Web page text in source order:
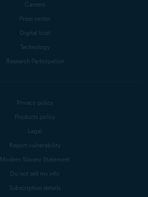
Careers
Press center
Digital trust
Technology
Research Participation
Privacy policy
Products policy
Legal
Report vulnerability
Modern Slavery Statement
Do not sell my info
Subscription details